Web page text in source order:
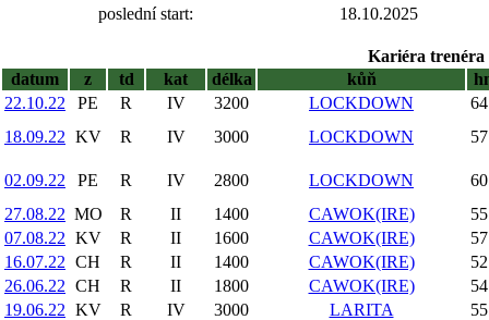
poslední start:
18.10.2025
Kariéra trenéra
datum
z td kat délka kůň
22.10.22
PE R IV 3200 LOCKDOWN
18.09.22 KV R IV 3000 LOCKDOWN
02.09.22 PE R IV 2800 LOCKDOWN
27.08.22 MO R II 1400 CAWOK(IRE)
07.08.22 KV R II 1600 CAWOK(IRE)
16.07.22 CH R II 1400 CAWOK(IRE)
26.06.22 CH R II 1800 CAWOK(IRE)
19.06.22 KV R IV 3000 LARITA